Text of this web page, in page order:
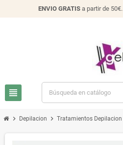
ENVIO GRATIS a partir de 50€.
view_headline
chevron_right Depilacion chevron_right Tratamientos Depilacion